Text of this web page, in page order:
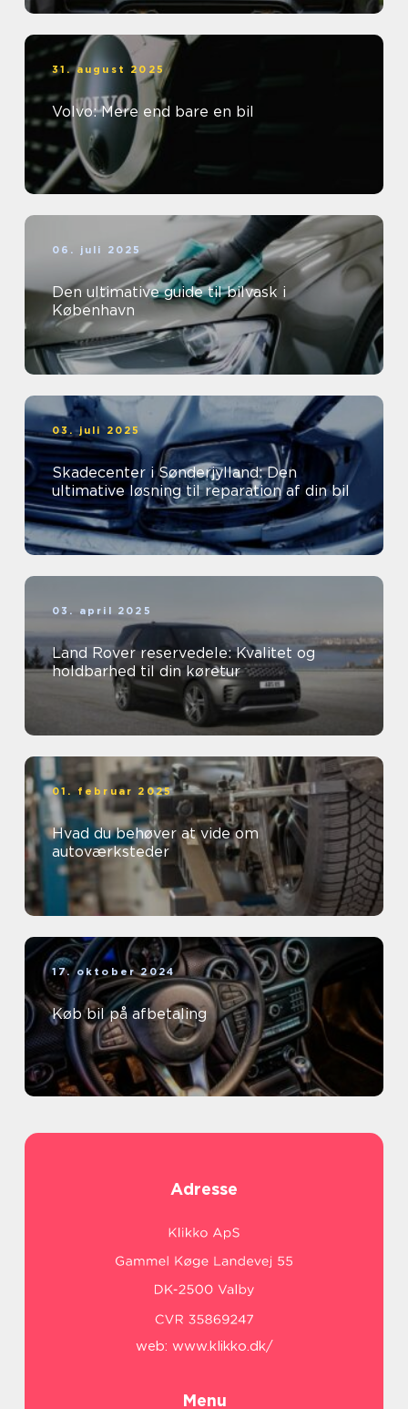
31. august 2025
Volvo: Mere end bare en bil
06. juli 2025
Den ultimative guide til bilvask i
København
03. juli 2025
Skadecenter i Sønderjylland: Den
ultimative løsning til reparation af din bil
03. april 2025
Land Rover reservedele: Kvalitet og
holdbarhed til din køretur
01. februar 2025
Hvad du behøver at vide om
autoværksteder
17. oktober 2024
Køb bil på afbetaling
Adresse
web: www.klikko.dk/
Menu